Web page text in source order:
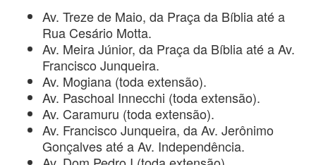
Av. Treze de Maio, da Praça da Bíblia até a
Rua Cesário Motta.
Av. Meira Júnior, da Praça da Bíblia até a Av.
Francisco Junqueira.
Av. Mogiana (toda extensão).
Av. Paschoal Innecchi (toda extensão).
Av. Caramuru (toda extensão).
Av. Francisco Junqueira, da Av. Jerônimo
Gonçalves até a Av. Independência.